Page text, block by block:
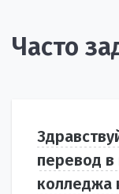
Часто
перевод в
колледжа